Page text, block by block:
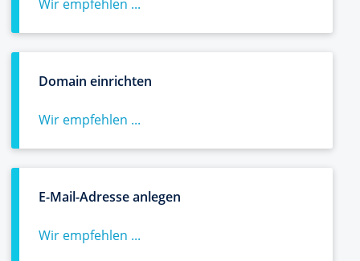
Wir empfehlen ...
Domain einrichten
Wir empfehlen ...
E-Mail-Adresse anlegen
Wir empfehlen ...